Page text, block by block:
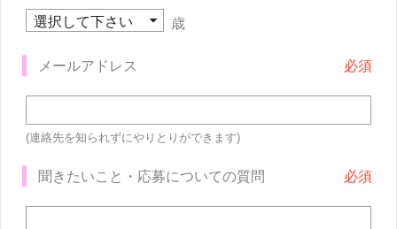
歳
メールアドレス
(連絡先を知られずにやりとりができます)
聞きたいこと・応募についての質問